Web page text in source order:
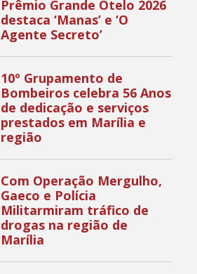
Prêmio Grande Otelo 2026
destaca ‘Manas’ e ‘O
Agente Secreto’
10º Grupamento de
Bombeiros celebra 56 Anos
de dedicação e serviços
prestados em Marília e
região
Com Operação Mergulho,
Gaeco e Polícia
Militarmiram tráfico de
drogas na região de
Marília